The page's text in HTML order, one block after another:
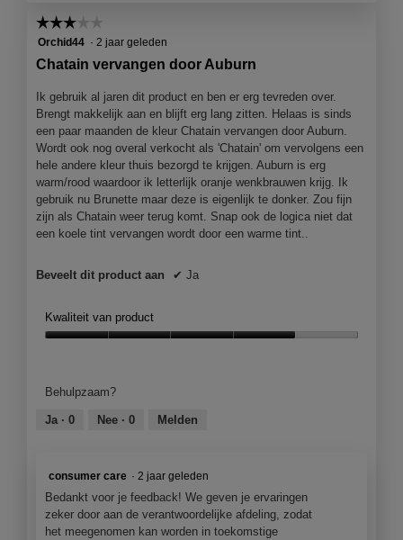
☆☆☆☆☆
☆☆☆☆☆
3
sterren.
Orchid44 · 2 jaar geleden
Chatain vervangen door Auburn
Ik gebruik al jaren dit product en ben er erg tevreden over.
Brengt makkelijk aan en blijft erg lang zitten. Helaas is sinds
een paar maanden de kleur Chatain vervangen door Auburn.
Wordt ook nog overal verkocht als 'Chatain' om vervolgens een
hele andere kleur thuis bezorgd te krijgen. Auburn is erg
warm/rood waardoor ik letterlijk oranje wenkbrauwen krijg. Ik
gebruik nu Brunette maar deze is eigenlijk te donker. Zou fijn
zijn als Chatain weer terug komt. Snap ook de logica niet dat
een koele tint vervangen wordt door een warme tint..
Beveelt dit product aan ✔ Ja
Kwaliteit van product
4
van
Behulpzaam?
Ja · 0 Nee · 0 Melden
consumer care · 2 jaar geleden
Bedankt voor je feedback! We geven je ervaringen
zeker door aan de verantwoordelijke afdeling, zodat
het meegenomen kan worden in toekomstige